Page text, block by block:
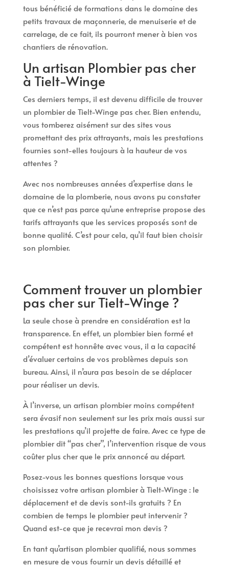
tous bénéficié de formations dans le domaine des
petits travaux de maçonnerie, de menuiserie et de
carrelage, de ce fait, ils pourront mener à bien vos
chantiers de rénovation.
Un artisan Plombier pas cher
à Tielt-Winge
Ces derniers temps, il est devenu difficile de trouver
un plombier de Tielt-Winge pas cher. Bien entendu,
vous tomberez aisément sur des sites vous
promettant des prix attrayants, mais les prestations
fournies sont-elles toujours à la hauteur de vos
attentes ?
Avec nos nombreuses années d’expertise dans le
domaine de la plomberie, nous avons pu constater
que ce n’est pas parce qu’une entreprise propose des
tarifs attrayants que les services proposés sont de
bonne qualité. C’est pour cela, qu’il faut bien choisir
son plombier.
Comment trouver un plombier
pas cher sur Tielt-Winge ?
La seule chose à prendre en considération est la
transparence. En effet, un plombier bien formé et
compétent est honnête avec vous, il a la capacité
d’évaluer certains de vos problèmes depuis son
bureau. Ainsi, il n’aura pas besoin de se déplacer
pour réaliser un devis.
À l’inverse, un artisan plombier moins compétent
sera évasif non seulement sur les prix mais aussi sur
les prestations qu’il projette de faire. Avec ce type de
plombier dit “pas cher”, l’intervention risque de vous
coûter plus cher que le prix annoncé au départ.
Posez-vous les bonnes questions lorsque vous
choisissez votre artisan plombier à Tielt-Winge : le
déplacement et de devis sont-ils gratuits ? En
combien de temps le plombier peut intervenir ?
Quand est-ce que je recevrai mon devis ?
En tant qu’artisan plombier qualifié, nous sommes
en mesure de vous fournir un devis détaillé et